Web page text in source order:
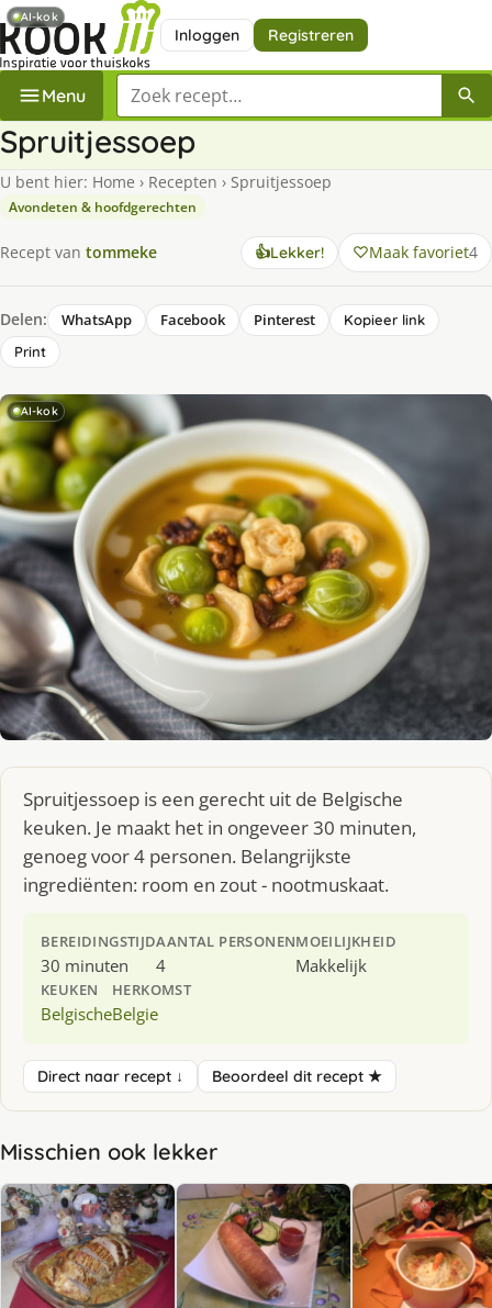
Inloggen Registreren
Menu Zoek een recept
Spruitjessoep
U bent hier: Home › Recepten › Spruitjessoep
Avondeten & hoofdgerechten
Recept van tommeke 👍Lekker! Maak favoriet4
Delen: WhatsApp Facebook Pinterest
Kopieer link
Print
AI-kok
Spruitjessoep is een gerecht uit de Belgische
keuken. Je maakt het in ongeveer 30 minuten,
genoeg voor 4 personen. Belangrijkste
ingrediënten: room en zout - nootmuskaat.
BEREIDINGSTIJD
30 minuten
AANTAL PERSONEN
4
MOEILIJKHEID
Makkelijk
KEUKEN
Belgische
HERKOMST
Belgie
Direct naar recept ↓ Beoordeel dit recept ★
Misschien ook lekker
AI-kok